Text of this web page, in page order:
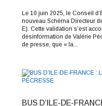
Le 10 juin 2025, le Conseil
nouveau Schéma Directeur
E). Cette validation s’est
désinformation de Valérie
de presse, que « la...
BUS D’ILE-DE-